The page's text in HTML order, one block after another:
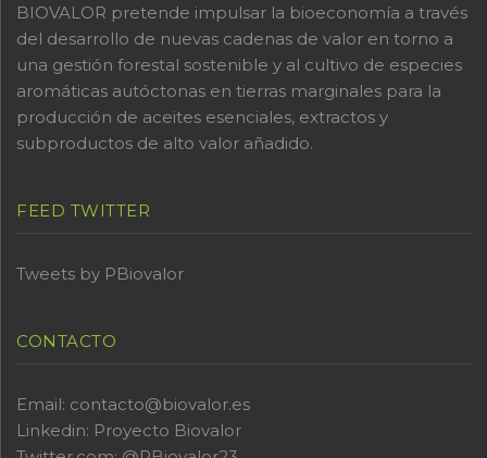
BIOVALOR pretende impulsar la bioeconomía a través
del desarrollo de nuevas cadenas de valor en torno a
una gestión forestal sostenible y al cultivo de especies
aromáticas autóctonas en tierras marginales para la
producción de aceites esenciales, extractos y
subproductos de alto valor añadido.
FEED TWITTER
Tweets by PBiovalor
CONTACTO
Email: contacto@biovalor.es
Linkedin: Proyecto Biovalor